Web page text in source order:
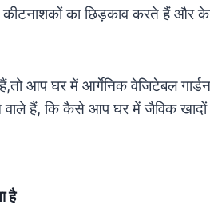
का छिड़काव करते हैं और
आप घर में आर्गेनिक वेजिटेबल
वाले हैं, कि कैसे आप घर में जैविक
है